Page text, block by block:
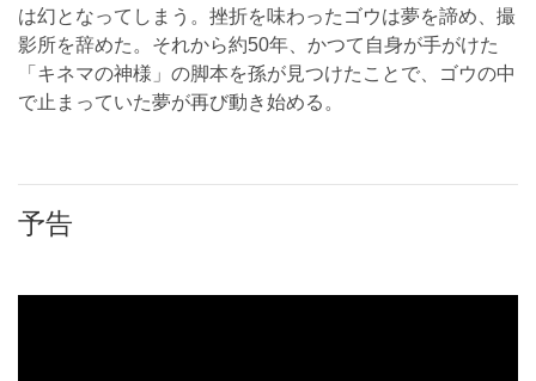
は幻となってしまう。挫折を味わったゴウは夢を諦め、撮
影所を辞めた。それから約50年、かつて自身が手がけた
「キネマの神様」の脚本を孫が見つけたことで、ゴウの中
で止まっていた夢が再び動き始める。
予告